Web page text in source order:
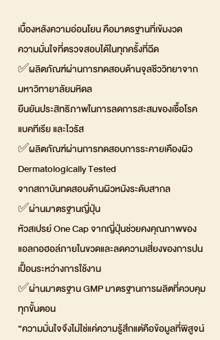
เบื้องหลังความอ่อนโยน คือมาตรฐานที่เข้มงวด
ความมั่นใจที่ตรวจสอบได้ในทุกครั้งที่ฉีด
✅ผลิตภัณฑ์ผ่านการทดสอบด้านจุลชีววิทยาจาก
มหาวิทายาลัยมหิดล
ยืนยันประสิทธิภาพในการลดการสะสมของเชื้อโรค
แบคทีเรีย และไวรัส
✅ผลิตภัณฑ์ผ่านการทดสอบการระคายเคืองผิว
Dermatologically Tested
จากสถาบันทดสอบด้านผิวหนังระดับสากล
✅ผ่านมาตรฐานญี่ปุ่น
หัวสเปรย์ One Cap จากญี่ปุ่นช่วยคงคุณภาพของ
แอลกอฮอล์ภายในขวดและลดความเสี่ยงของการปน
เปื้อนระหว่างการใช้งาน
✅ผ่านมาตรฐาน GMP มาตรฐานการผลิตที่ควบคุม
ทุกขั้นตอน
“ความมั่นใจจึงไม่ใช่แค่ความรู้สึกแต่คือข้อมูลที่พิสูจน์